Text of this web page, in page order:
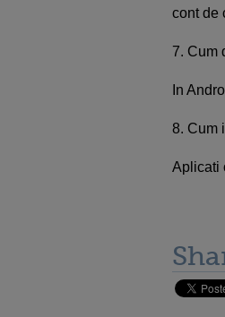
cont de
7. Cum
In
8. Cum
Aplicati